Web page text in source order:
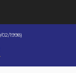
1998)